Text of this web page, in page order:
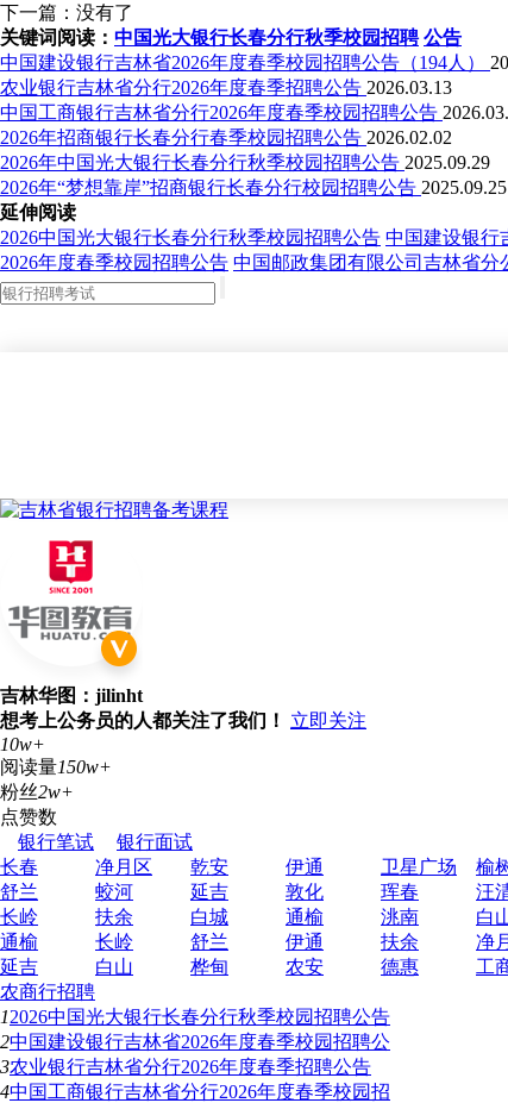
下一篇：没有了
关键词阅读： 中国光大银行长春分行秋季校园招聘 公告
中国建设银行吉林省2026年度春季校园招聘公告（194人）
农业银行吉林省分行2026年度春季招聘公告 2026.03.13
中国工商银行吉林省分行2026年度春季校园招聘公告
2026年招商银行长春分行春季校园招聘公告 2026.02.02
2026年中国光大银行长春分行秋季校园招聘公告 2025.09.29
2026年“梦想靠岸”招商银行长春分行校园招聘公告 2025.09.25
延伸阅读
2026中国光大银行长春分行秋季校园招聘公告 中国建设银行
2026年度春季校园招聘公告 中国邮政集团有限公司吉林省分
吉林华图：jilinht
想考上公务员的人都关注了我们！
立即关注
10w+
阅读量150w+
粉丝2w+
点赞数
银行笔试
银行面试
长春
净月区 乾安 伊通 卫星广场 榆
舒兰
蛟河 延吉 敦化 珲春 汪
长岭
扶余 白城 通榆 洮南 白
通榆
长岭 舒兰 伊通 扶余 净
延吉
白山 桦甸 农安 德惠 工
农商行招聘
12026中国光大银行长春分行秋季校园招聘公告
2中国建设银行吉林省2026年度春季校园招聘公
3农业银行吉林省分行2026年度春季招聘公告
4中国工商银行吉林省分行2026年度春季校园招